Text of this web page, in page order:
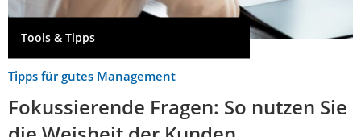
Tools & Tipps
Tipps für gutes Management
Fokussierende Fragen: So nutzen Sie